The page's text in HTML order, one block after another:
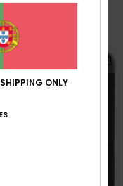
25% EXTRA
ONLY